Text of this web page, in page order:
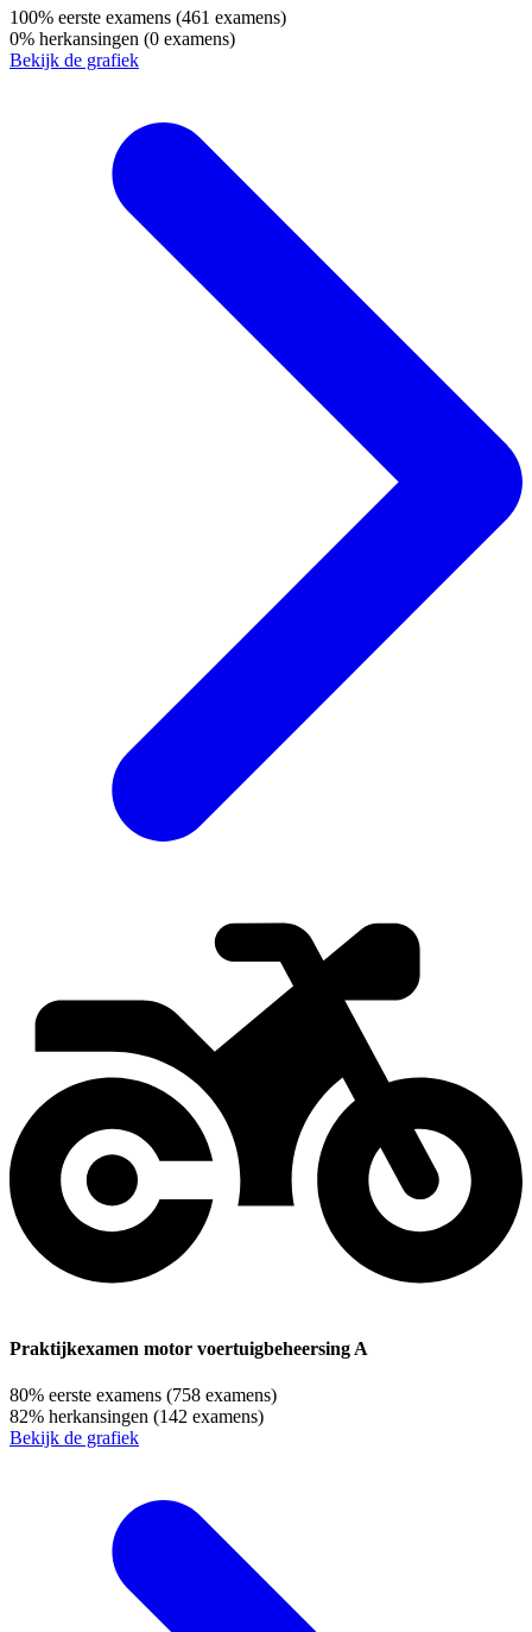
100% eerste examens (461 examens)
0% herkansingen (0 examens)
Bekijk de grafiek
Praktijkexamen motor voertuigbeheersing A
80% eerste examens (758 examens)
82% herkansingen (142 examens)
Bekijk de grafiek